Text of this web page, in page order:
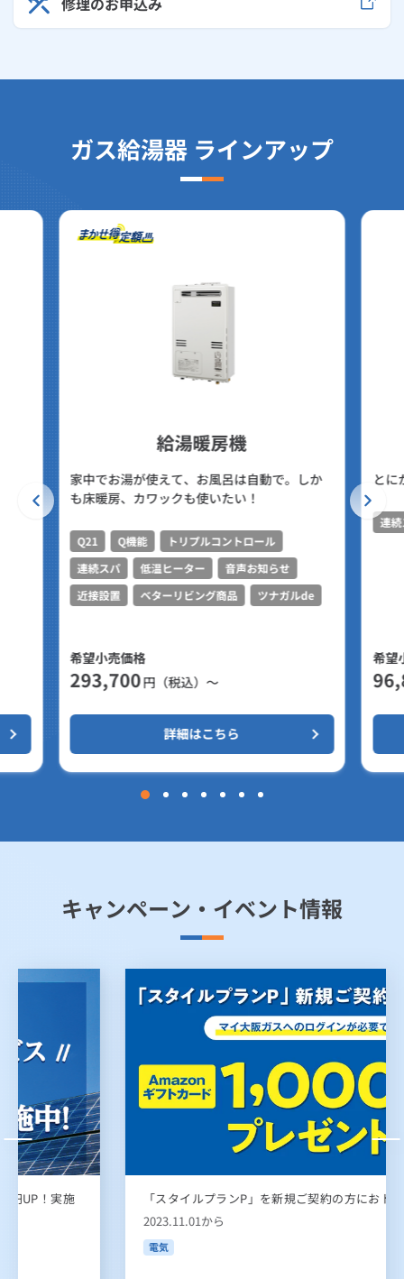
ガス給湯器 ラインアップ
給湯暖房機
家中でお湯が使えて、お風呂は自動で。しか
も床暖房、カワックも使いたい！
Q21 Q機能
トリプルコントロール
連続スパ
低温ヒーター
音声お知らせ
近接設置
ベターリビング商品 ツナガルde
希望小売価格
293,700円（税込）～
詳細はこちら
とに
連
希望
キャンペーン・イベント情報
「スタイルプランP」を新規ご契約の方におトクな特典！